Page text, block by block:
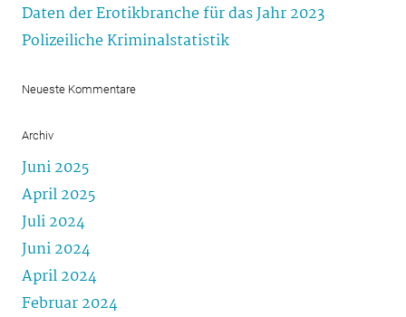
Daten der Erotikbranche für das Jahr 2023
Polizeiliche Kriminalstatistik
Neueste Kommentare
Archiv
Juni 2025
April 2025
Juli 2024
Juni 2024
April 2024
Februar 2024